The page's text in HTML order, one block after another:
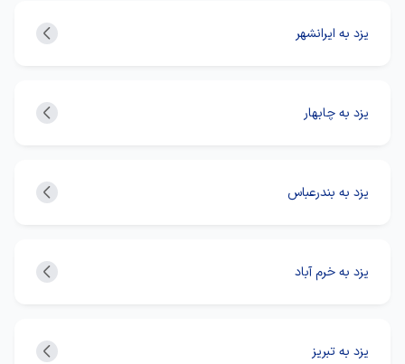
یزد به ایرانشهر
یزد به چابهار
یزد به بندرعباس
یزد به خرم آباد
یزد به تبریز